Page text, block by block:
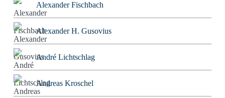
Alexander Fischbach
Alexander H. Gusovius
André Lichtschlag
Andreas Kroschel